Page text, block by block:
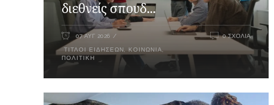
διεθνείς σπουδ...
07 ΑΥΓ 2026
ΤΊΤΛΟΙ ΕΙΔΉΣΕΩΝ ΚΟΙΝΩΝΊΑ
ΠΟΛΙΤΙΚΉ
0 ΣΧΌΛΙΑ